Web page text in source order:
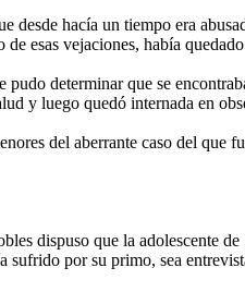
desde hacía un tiempo era
esas vejaciones, había
determinar que se
y luego quedó internada en
del aberrante caso del que
dispuso que la adolescente
sufrido por su primo, sea